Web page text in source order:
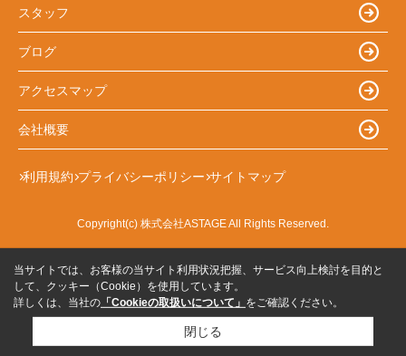
スタッフ
ブログ
アクセスマップ
会社概要
利用規約 プライバシーポリシー サイトマップ
Copyright(c) 株式会社ASTAGE All Rights Reserved.
当サイトでは、お客様の当サイト利用状況把握、サービス向上検討を目的と
して、クッキー（Cookie）を使用しています。
詳しくは、当社の 「Cookieの取扱いについて」 をご確認ください。
閉じる